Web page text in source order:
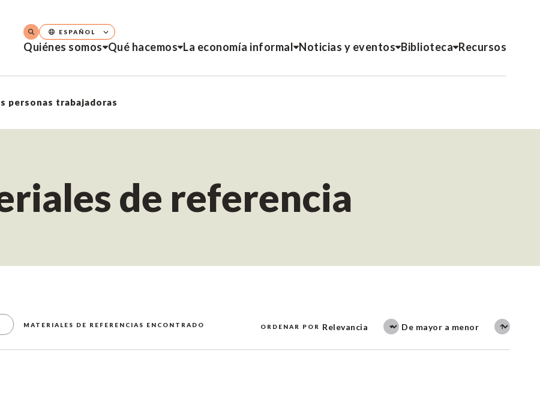
Quiénes somos Qué hacemos La economía informal Noticias y eventos Biblioteca Recursos
ESPAÑOL
personas trabajadoras
de referencia
MATERIALES DE REFERENCIAS ENCONTRADO ORDENAR POR